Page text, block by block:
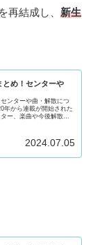
再結成し、 新生
とめ！センターや
ンターや曲・解散につ
年から連載が開始された
ー、楽曲や今後解散す
2024.07.05